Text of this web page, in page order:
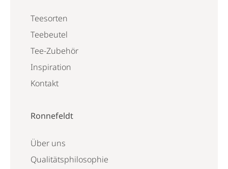
Teesorten
Teebeutel
Tee-Zubehör
Inspiration
Kontakt
Ronnefeldt
Über uns
Qualitätsphilosophie